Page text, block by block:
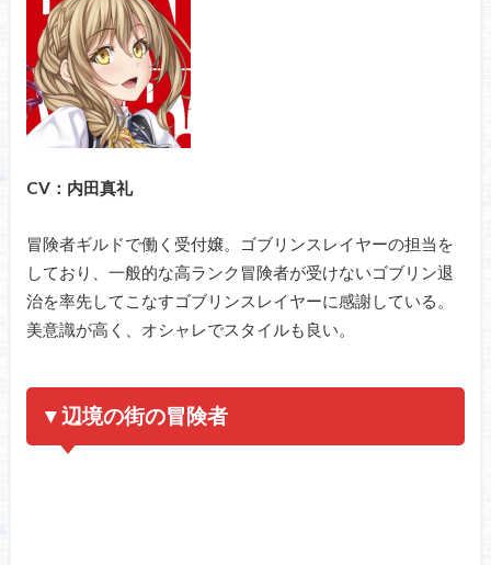
CV：内田真礼
冒険者ギルドで働く受付嬢。ゴブリンスレイヤーの担当を
しており、一般的な高ランク冒険者が受けないゴブリン退
治を率先してこなすゴブリンスレイヤーに感謝している。
美意識が高く、オシャレでスタイルも良い。
▼辺境の街の冒険者